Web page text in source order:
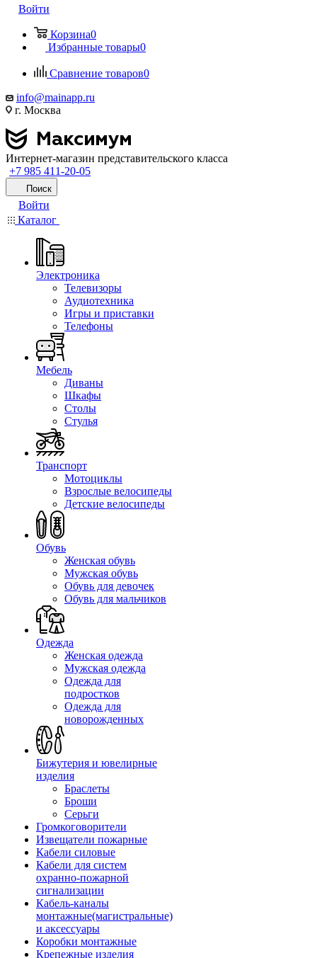
Войти
Корзина0
Избранные товары0
Сравнение товаров0
info@mainapp.ru
г. Москва
Интернет-магазин представительского класса
+7 985 411-20-05
Поиск
Войти
Каталог
Электроника
Телевизоры
Аудиотехника
Игры и приставки
Телефоны
Мебель
Диваны
Шкафы
Столы
Стулья
Транспорт
Мотоциклы
Взрослые велосипеды
Детские велосипеды
Обувь
Женская обувь
Мужская обувь
Обувь для девочек
Обувь для мальчиков
Одежда
Женская одежда
Мужская одежда
Одежда для
подростков
Одежда для
новорожденных
Бижутерия и ювелирные
изделия
Браслеты
Броши
Серьги
Громкоговорители
Извещатели пожарные
Кабели силовые
Кабели для систем
охранно-пожарной
сигнализации
Кабель-каналы
монтажные(магистральные)
и аксессуары
Коробки монтажные
Крепежные изделия